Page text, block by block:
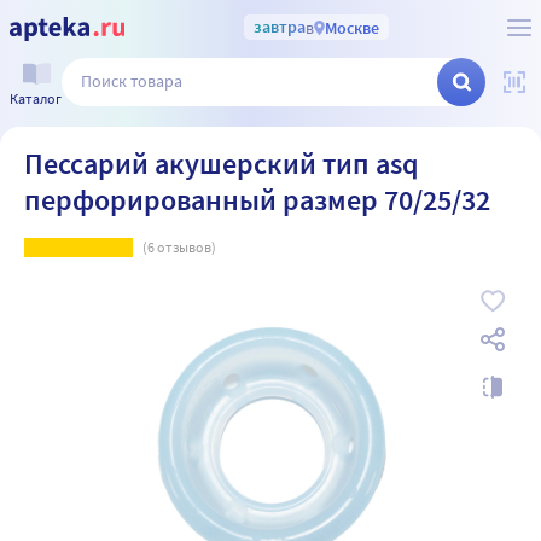
завтрав Москве
Каталог
Пессарий акушерский тип asq
перфорированный размер 70/25/32
(6отзывов)